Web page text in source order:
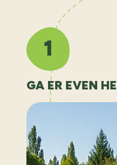
1
GA ER EVEN